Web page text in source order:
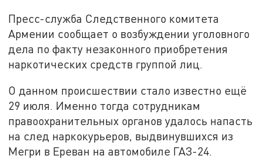
Пресс-служба Следственного комитета
Армении сообщает о возбуждении уголовного
дела по факту незаконного приобретения
наркотических средств группой лиц.
О данном происшествии стало известно ещё
29 июля. Именно тогда сотрудникам
правоохранительных органов удалось напасть
на след наркокурьеров, выдвинувшихся из
Мегри в Ереван на автомобиле ГАЗ-24.